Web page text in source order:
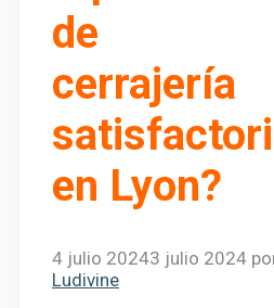
de
cerrajería
en Lyon?
4 julio 20243 julio 2024
Ludivine